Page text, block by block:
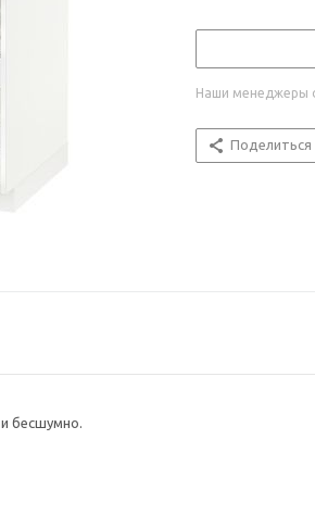
Наши менеджеры
Поделиться
бесшумно.